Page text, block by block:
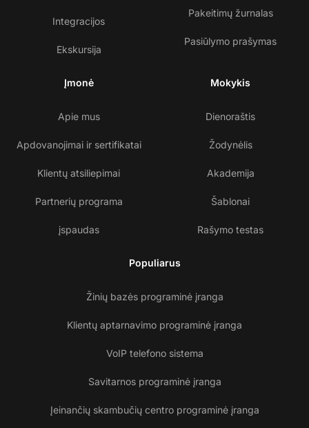
Integracijos
Ekskursija
Pakeitimų žurnalas
Pasiūlymo prašymas
Įmonė
Apie mus
Apdovanojimai ir sertifikatai
Klientų atsiliepimai
Partnerių programa
įspaudas
Mokykis
Dienoraštis
Žodynėlis
Akademija
Šablonai
Rašymo testas
Populiarus
Žinių bazės programinė įranga
Klientų aptarnavimo programinė įranga
VoIP telefono sistema
Savitarnos programinė įranga
Įeinančių skambučių centro programinė įranga